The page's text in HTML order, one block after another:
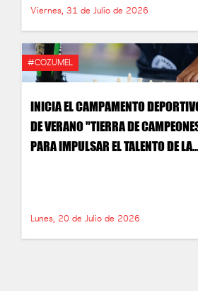
Viernes, 31 de Julio de 2026
#COZUMEL
INICIA EL CAMPAMENTO
DE VERANO "TIERRA DE
PARA IMPULSAR EL TALENTO DE LA
Lunes, 20 de Julio de 2026